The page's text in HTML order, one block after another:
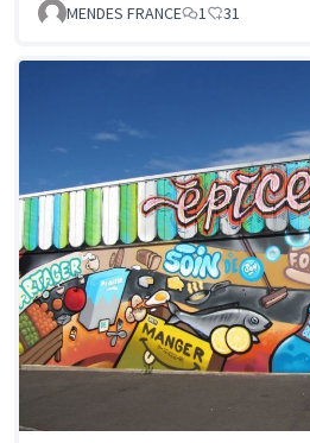
MENDES FRANCE 1 31